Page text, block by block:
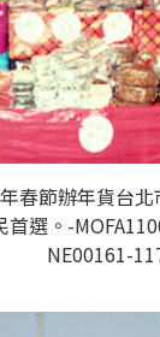
春節辦年貨台
首選。-
NE00161-